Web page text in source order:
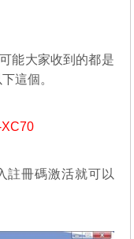
能大家收到的都是
這個。
註冊碼激活就可以